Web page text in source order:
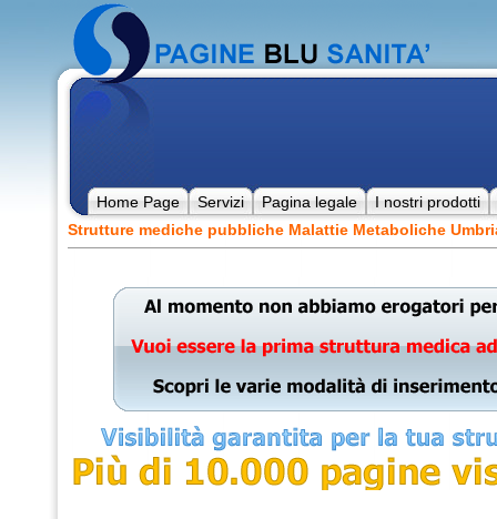
Home Page Servizi Pagina legale
I nostri prodotti
Strutture mediche pubbliche Malattie Metaboliche